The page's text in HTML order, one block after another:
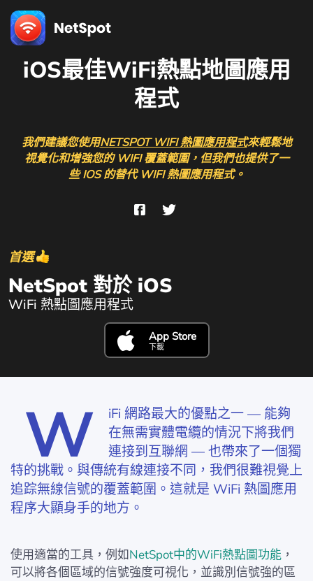
iOS最佳WiFi熱點地圖應用
程式
我們建議您使用NETSPOT WIFI 熱圖應用程式來輕鬆地
視覺化和增強您的 WIFI 覆蓋範圍，但我們也提供了一
些 IOS 的替代 WIFI 熱圖應用程式。
首選
NetSpot 對於 iOS
WiFi 熱點圖應用程式
App Store
下載
W
iFi 網路最大的優點之一 — 能夠
在無需實體電纜的情況下將我們
連接到互聯網 — 也帶來了一個獨
特的挑戰。與傳統有線連接不同，我們很難視覺上
追踪無線信號的覆蓋範圍。這就是 WiFi 熱圖應用
程序大顯身手的地方。
使用適當的工具，例如NetSpot中的WiFi熱點圖功能 ，
可以將各個區域的信號強度可視化，並識別信號強的區